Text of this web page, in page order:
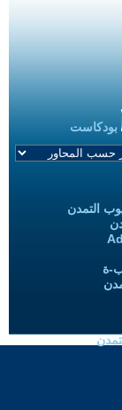
بودكاست
التمدن
ة